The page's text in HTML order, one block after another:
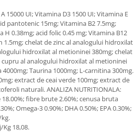
UI; Vitamina D3 1500 UI; Vitamina E
pantotenic 15mg; Vitamina B2 7.5mg;
0.38mg; acid folic 0.45 mg; Vitamina B12
1.5mg; chelat de zinc al analogului hidroxilat
hidroxilat al metioninei 380mg; chelat
al analogului hidroxilat al metioninei
Taurina 1000mg; L-carnitina 300mg.
extract de ceai verde 100mg; extract de
naturali. ANALIZA NUTRITIONALA:
fibre brute 2.60%; cenusa bruta
Omega-3 0.90%; DHA 0.50%; EPA 0.30%;
Kg 18,08.